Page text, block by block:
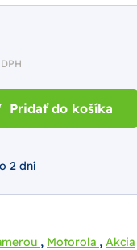
Pridať do košíka
2 dní
, Motorola , Akcia